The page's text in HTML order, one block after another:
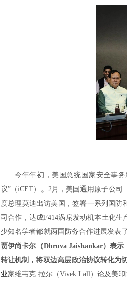
今年年初，美国总统国家安全事
议” （iCET）。 2月，美国通用原子公司
度总理莫迪出访美国，签署一系列国防
司合作，达成F414涡扇发动机本土化生
少知名学者都就两国防务合作进展发表
贾伊尚卡尔（Dhruva Jaishankar）表示
转让机制，将双边高层政治协议转化为
业家维韦克·拉尔（Vivek Lall）论及美